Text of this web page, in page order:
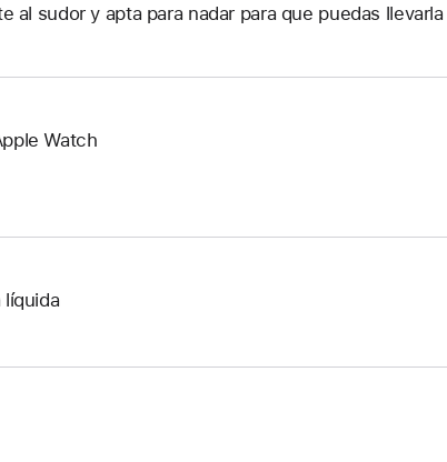
al sudor y apta para nadar para que puedas
Watch
líquida